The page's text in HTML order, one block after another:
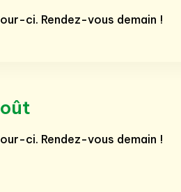
ci. Rendez-vous demain !
ci. Rendez-vous demain !